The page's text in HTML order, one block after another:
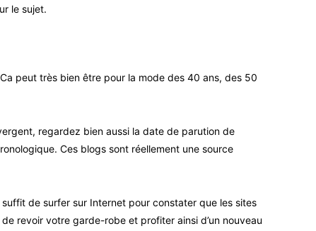
le sujet.
peut très bien être pour la mode des 40 ans, des 50
regardez bien aussi la date de parution de
Ces blogs sont réellement une source
de surfer sur Internet pour constater que les sites
revoir votre garde-robe et profiter ainsi d’un nouveau